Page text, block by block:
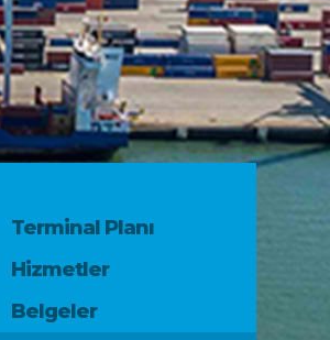
Terminal Planı
Hizmetler
Belgeler